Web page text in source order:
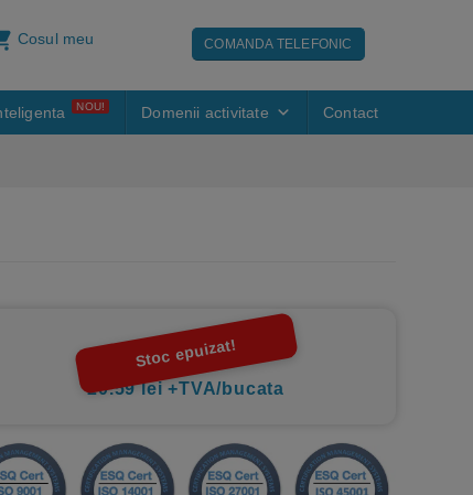
Cosul meu COMANDA TELEFONIC
NOU! Domenii activitate Contact
Stoc epuizat!
20.59 lei +TVA/bucata